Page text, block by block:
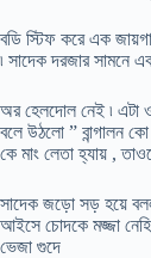
বডি স্টিফ করে এক
৷ সাদেক দরজার সামনে
অর হেলদোল নেই ৷ এটা
বলে উঠলো ” বান্গালন
কে মাং লেতা হ্যায় ,
সাদেক জড়ো সড় হয়ে বলল
আইসে চোদকে মজ্জা নেহি
ভেজা গুদে